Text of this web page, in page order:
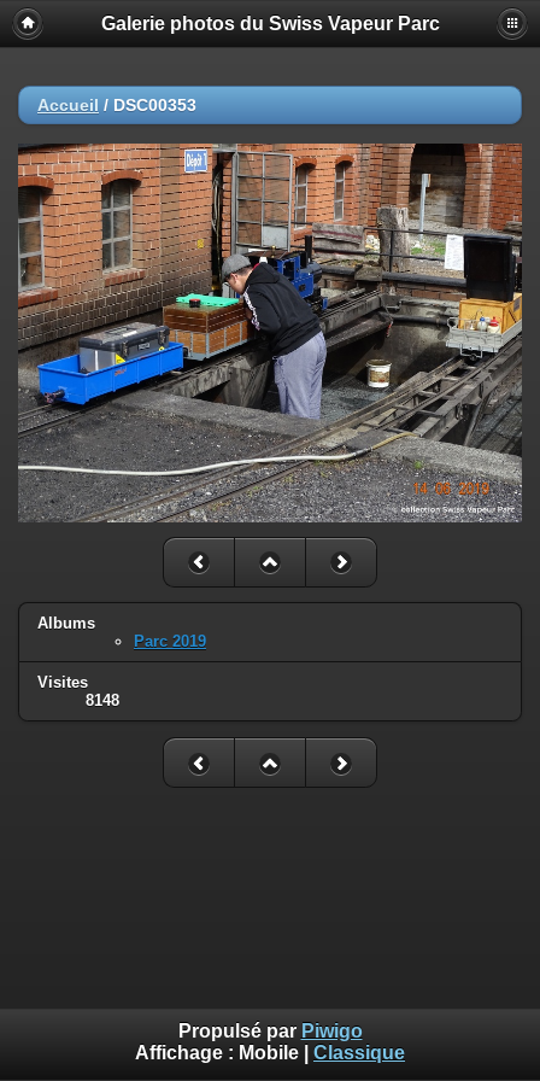
Galerie photos du Swiss Vapeur Parc
Accueil / DSC00353
Albums
Parc 2019
Visites
8148
Propulsé par Piwigo
Affichage : Mobile Classique